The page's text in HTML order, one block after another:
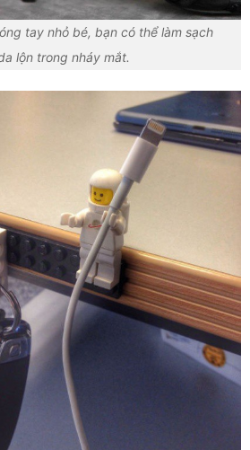
tay nhỏ bé, bạn có thể làm sạch
lộn trong nháy mắt.